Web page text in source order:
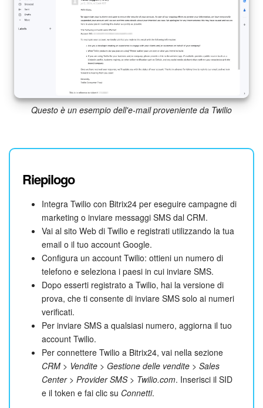
Questo è un esempio dell'e-mail proveniente da Twilio
Riepilogo
Integra Twilio con Bitrix24 per eseguire campagne di
marketing o inviare messaggi SMS dal CRM.
Vai al sito Web di Twilio e registrati utilizzando la tua
email o il tuo account Google.
Configura un account Twilio: ottieni un numero di
telefono e seleziona i paesi in cui inviare SMS.
Dopo esserti registrato a Twilio, hai la versione di
prova, che ti consente di inviare SMS solo ai numeri
verificati.
Per inviare SMS a qualsiasi numero, aggiorna il tuo
account Twilio.
Per connettere Twilio a Bitrix24, vai nella sezione
CRM > Vendite > Gestione delle vendite > Sales
Center> Provider SMS> Twilio.com. Inserisci il SID
e il token e fai clic su Connetti.